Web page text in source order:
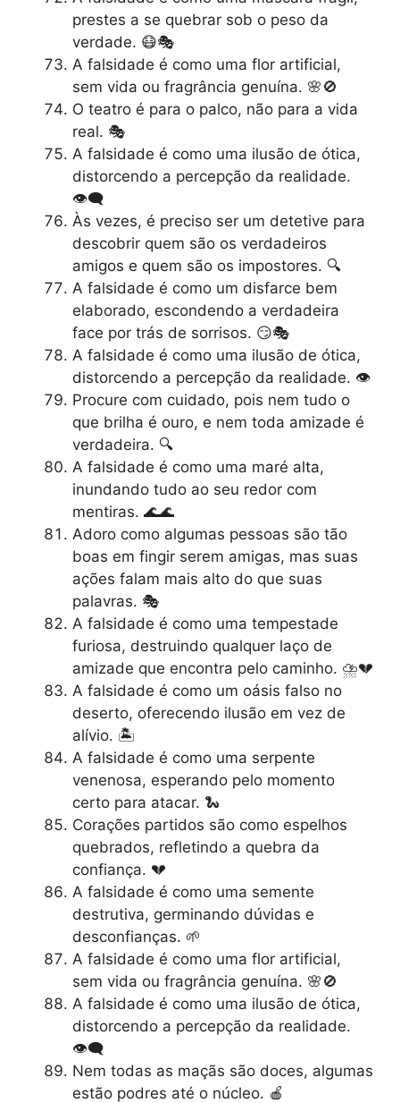
prestes a se quebrar sob o peso da
verdade. 😷🎭
A falsidade é como uma flor artificial,
sem vida ou fragrância genuína. 🌸🚫
O teatro é para o palco, não para a vida
real. 🎭
A falsidade é como uma ilusão de ótica,
distorcendo a percepção da realidade.
👁️‍🗨️
Às vezes, é preciso ser um detetive para
descobrir quem são os verdadeiros
amigos e quem são os impostores. 🔍
A falsidade é como um disfarce bem
elaborado, escondendo a verdadeira
face por trás de sorrisos. 😏🎭
A falsidade é como uma ilusão de ótica,
distorcendo a percepção da realidade. 👁️
Procure com cuidado, pois nem tudo o
que brilha é ouro, e nem toda amizade é
verdadeira. 🔍
A falsidade é como uma maré alta,
inundando tudo ao seu redor com
mentiras. 🌊🌊
Adoro como algumas pessoas são tão
boas em fingir serem amigas, mas suas
ações falam mais alto do que suas
palavras. 🎭
A falsidade é como uma tempestade
furiosa, destruindo qualquer laço de
amizade que encontra pelo caminho. ⛈️💔
A falsidade é como um oásis falso no
deserto, oferecendo ilusão em vez de
alívio. 🏝️
A falsidade é como uma serpente
venenosa, esperando pelo momento
certo para atacar. 🐍
Corações partidos são como espelhos
quebrados, refletindo a quebra da
confiança. 💔
A falsidade é como uma semente
destrutiva, germinando dúvidas e
desconfianças. 🌱
A falsidade é como uma flor artificial,
sem vida ou fragrância genuína. 🌸🚫
A falsidade é como uma ilusão de ótica,
distorcendo a percepção da realidade.
👁️‍🗨️
Nem todas as maçãs são doces, algumas
estão podres até o núcleo. 🍎